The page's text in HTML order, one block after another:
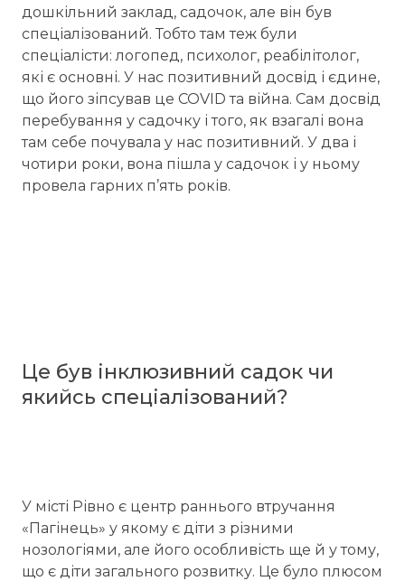
дошкільний заклад, садочок, але він був
спеціалізований. Тобто там теж були
спеціалісти: логопед, психолог, реабілітолог,
які є основні. У нас позитивний досвід і єдине,
що його зіпсував це COVID та війна. Сам досвід
перебування у садочку і того, як взагалі вона
там себе почувала у нас позитивний. У два і
чотири роки, вона пішла у садочок і у ньому
провела гарних п’ять років.
Це був інклюзивний садок чи
якийсь спеціалізований?
У місті Рівно є центр раннього втручання
«Пагінець» у якому є діти з різними
нозологіями, але його особливість ще й у тому,
що є діти загального розвитку. Це було плюсом